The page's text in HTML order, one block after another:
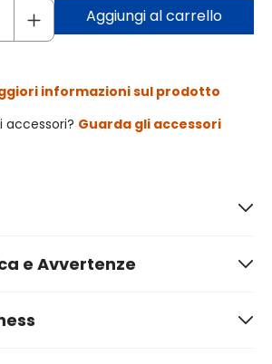
Aggiungi al carrello
informazioni sul prodotto
accessori? Guarda gli accessori
e Avvertenze